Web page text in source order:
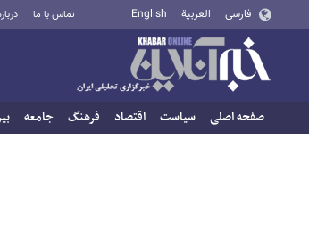
فارسی العربية English تماس با ما
صفحه اصلی سیاست اقتصاد فرهنگ جامعه